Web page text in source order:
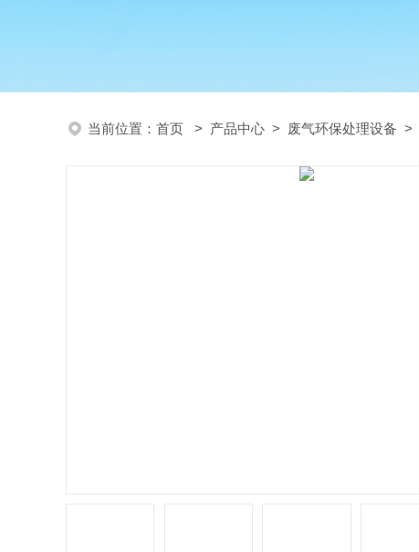
当前位置： 首页 > 产品中心 > 废气环保处理设备 >